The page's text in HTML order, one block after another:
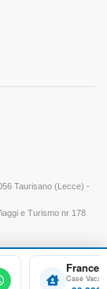
Case
Taurisano (Lecce) -
e Turismo nr 178